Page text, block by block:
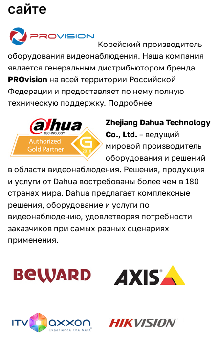
сайте
Корейский производитель
оборудования видеонаблюдения. Наша компания
является генеральным дистрибьютором бренда
PROvision на всей территории Российской
Федерации и предоставляет по нему полную
техническую поддержку. Подробнее
Zhejiang Dahua Technology
Co., Ltd. – ведущий
мировой производитель
оборудования и решений
в области видеонаблюдения. Решения, продукция
и услуги от Dahua востребованы более чем в 180
странах мира. Dahua предлагает комплексные
решения, оборудование и услуги по
видеонаблюдению, удовлетворяя потребности
заказчиков при самых разных сценариях
применения.